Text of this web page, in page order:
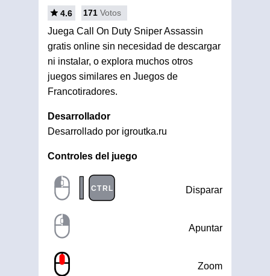
4.6 171 Votos
Juega Call On Duty Sniper Assassin
gratis online sin necesidad de descargar
ni instalar, o explora muchos otros
juegos similares en Juegos de
Francotiradores.
Desarrollador
Desarrollado por igroutka.ru
Controles del juego
| CTRL Disparar
Apuntar
Zoom